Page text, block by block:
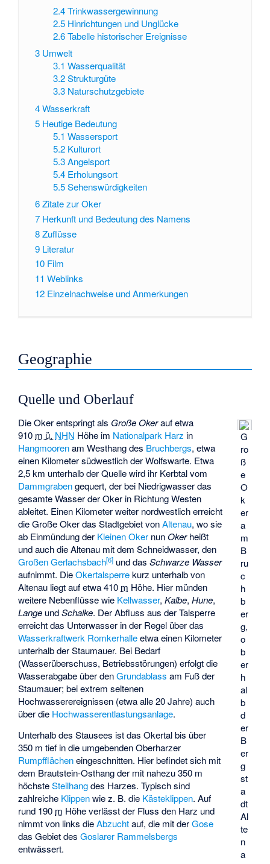
2.4 Trinkwassergewinnung
2.5 Hinrichtungen und Unglücke
2.6 Tabelle historischer Ereignisse
3 Umwelt
3.1 Wasserqualität
3.2 Strukturgüte
3.3 Naturschutzgebiete
4Wasserkraft
5 Heutige Bedeutung
5.1 Wassersport
5.2 Kulturort
5.3 Angelsport
5.4 Erholungsort
5.5 Sehenswürdigkeiten
6Zitate zur Oker
7 Herkunft und Bedeutung des Namens
8Zuflüsse
9 Literatur
10 Film
11 Weblinks
12 Einzelnachweise und Anmerkungen
Geographie
Quelle und Oberlauf
G
ro
ß
e
O
k
er
a
m
B
ru
c
h
b
er
g,
o
b
er
h
al
b
d
er
B
er
g
st
a
dt
Al
te
n
a
Die Oker entspringt als Große Okerauf etwa
910 m ü. NHN Höhe im Nationalpark Harz in
Hangmoorenam Westhang des Bruchbergs, etwa
einen Kilometer südwestlich derWolfswarte. Etwa
2,5 km unterhalb der Quelle wird ihr Kerbtal vom
Dammgrabengequert, der bei Niedrigwasser das
gesamte Wasser der Oker in Richtung Westen
ableitet. Einen Kilometer weiter nordwestlich erreicht
die Große Oker das Stadtgebiet vonAltenau, wo sie
ab Einmündung der Kleinen Oker nunOkerheißt
und auch dieAltenau mit demSchneidwasser, den
Großen Gerlachsbach[6] und dasSchwarze Wasser
aufnimmt. DieOkertalsperrekurz unterhalb von
Altenau liegt auf etwa410 m Höhe. Hier münden
weitere Nebenflüsse wie Kellwasser,Kalbe,Hune,
Lange undSchalke. Der Abfluss aus der Talsperre
erreicht das Unterwasser in der Regel über das
Wasserkraftwerk Romkerhalleetwa einen Kilometer
unterhalb der Staumauer. Bei Bedarf
(Wasserüberschuss, Betriebsstörungen) erfolgt die
Wasserabgabe über denGrundablass am Fuß der
Staumauer; bei extrem seltenen
Hochwasserereignissen (etwa alle 20 Jahre) auch
über die Hochwasserentlastungsanlage.
Unterhalb des Stausees ist das Okertal bis über
350 m tief in die umgebenden Oberharzer
Rumpfflächeneingeschnitten. Hier befindet sich mit
dem Brautstein-Osthang der mit nahezu 350 m
höchsteSteilhangdes Harzes. Typisch sind
zahlreiche Klippenwie z. B. die Kästeklippen. Auf
rund 190 m Höhe verlässt der Fluss den Harz und
nimmt von links dieAbzuchtauf, die mit derGose
das Gebiet desGoslarer Rammelsbergs
entwässert.